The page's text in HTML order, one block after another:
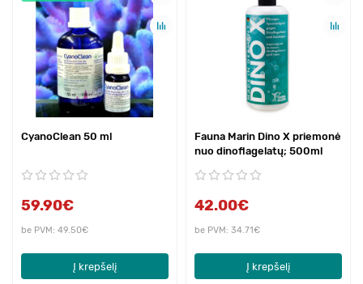
CyanoClean 50 ml
59.90€
be PVM: 49.50€
Į krepšelį
Fauna Marin Dino X priemonė
nuo dinoflagelatų; 500ml
42.00€
be PVM: 34.71€
Į krepšelį